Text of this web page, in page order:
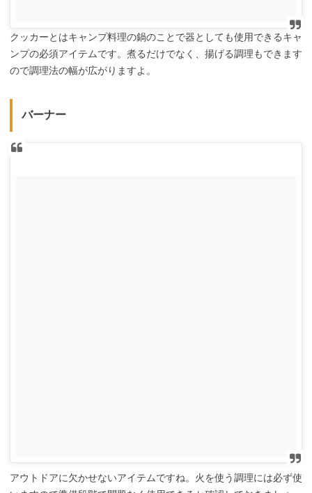
クッカーとはキャンプ料理の鍋のことで器としても使用できるキャ
ンプの必須アイテムです。煮るだけでなく、揚げる調理もできます
ので調理法の幅が広がりますよ。
バーナー
アウトドアに欠かせないアイテムですね。火を使う調理には必ず使